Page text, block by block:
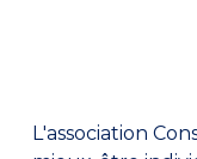
L'association